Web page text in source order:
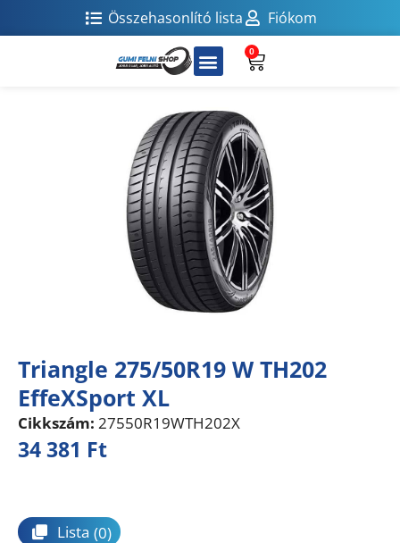
Összehasonlító lista Fiókom
0
Triangle 275/50R19 W TH202
EffeXSport XL
Cikkszám: 27550R19WTH202X
34 381 Ft
Lista (0)